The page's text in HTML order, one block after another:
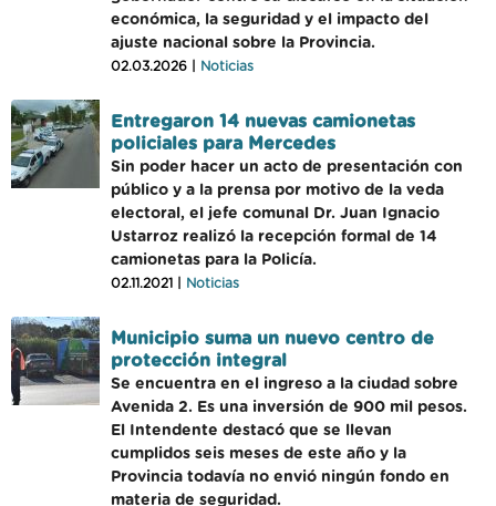
económica, la seguridad y el impacto del
ajuste nacional sobre la Provincia.
02.03.2026 | Noticias
Entregaron 14 nuevas camionetas
policiales para Mercedes
Sin poder hacer un acto de presentación con
público y a la prensa por motivo de la veda
electoral, el jefe comunal Dr. Juan Ignacio
Ustarroz realizó la recepción formal de 14
camionetas para la Policía.
02.11.2021 | Noticias
Municipio suma un nuevo centro de
protección integral
Se encuentra en el ingreso a la ciudad sobre
Avenida 2. Es una inversión de 900 mil pesos.
El Intendente destacó que se llevan
cumplidos seis meses de este año y la
Provincia todavía no envió ningún fondo en
materia de seguridad.